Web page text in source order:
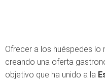
Ofrecer a los huéspedes lo
creando una oferta
objetivo que ha unido a la